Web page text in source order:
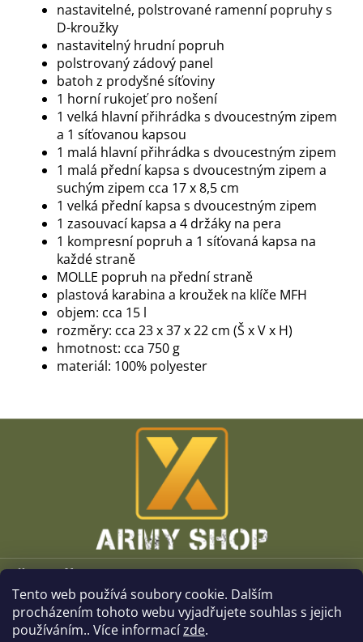
Tento web používá soubory cookie. Dalším
procházením tohoto webu vyjadřujete souhlas s jejich
používáním.. Více informacízde.
nastavitelné, polstrované ramenní popruhy s
D-kroužky
nastavitelný hrudní popruh
polstrovaný zádový panel
batoh z prodyšné síťoviny
1 horní rukojeť pro nošení
1 velká hlavní přihrádka s dvoucestným zipem
a 1 síťovanou kapsou
1 malá hlavní přihrádka s dvoucestným zipem
1 malá přední kapsa s dvoucestným zipem a
suchým zipem cca 17 x 8,5 cm
1 velká přední kapsa s dvoucestným zipem
1 zasouvací kapsa a 4 držáky na pera
1 kompresní popruh a 1 síťovaná kapsa na
každé straně
MOLLE popruh na přední straně
plastová karabina a kroužek na klíče MFH
objem: cca 15 l
rozměry: cca 23 x 37 x 22 cm (Š x V x H)
hmotnost: cca 750 g
materiál: 100% polyester
Z
Vše o nákupu
O společnosti